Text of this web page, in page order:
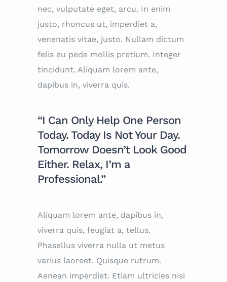
nec, vulputate eget, arcu. In enim
justo, rhoncus ut, imperdiet a,
venenatis vitae, justo. Nullam dictum
felis eu pede mollis pretium. Integer
tincidunt. Aliquam lorem ante,
dapibus in, viverra quis.
“I Can Only Help One Person
Today. Today Is Not Your Day.
Tomorrow Doesn’t Look Good
Either. Relax, I’m a
Professional.”
Aliquam lorem ante, dapibus in,
viverra quis, feugiat a, tellus.
Phasellus viverra nulla ut metus
varius laoreet. Quisque rutrum.
Aenean imperdiet. Etiam ultricies nisi